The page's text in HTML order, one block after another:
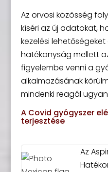
Az orvosi közösség
kíséri az új adatokat,
kezelési
hatékonyság mellett
figyelembe venni a
alkalmazásának
mindenki reagál
A Covid gyógyszer
terjesztése
Az